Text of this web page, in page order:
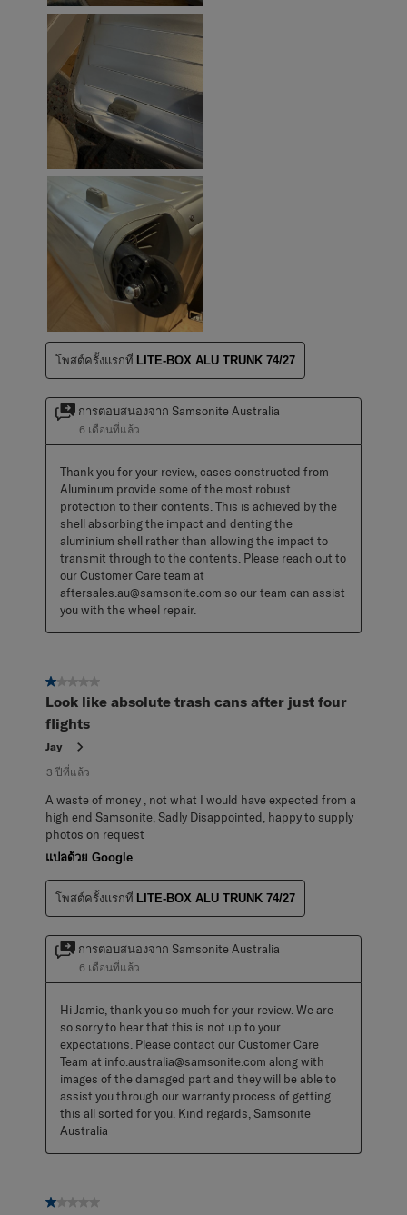
โพสต์ครั้งแรกที่ LITE-BOX ALU TRUNK 74/27
การตอบสนองจาก Samsonite Australia
6 เดือนที่แล้ว
Thank you for your review, cases constructed from
Aluminum provide some of the most robust
protection to their contents. This is achieved by the
shell absorbing the impact and denting the
aluminium shell rather than allowing the impact to
transmit through to the contents. Please reach out to
our Customer Care team at
aftersales.au@samsonite.com so our team can assist
you with the wheel repair.
1 จาก 5 ดาว
Look like absolute trash cans after just four
flights
Jay
3 ปีที่แล้ว
A waste of money , not what I would have expected from a
high end Samsonite, Sadly Disappointed, happy to supply
photos on request
แปลด้วย Google
โพสต์ครั้งแรกที่ LITE-BOX ALU TRUNK 74/27
การตอบสนองจาก Samsonite Australia
6 เดือนที่แล้ว
Hi Jamie, thank you so much for your review. We are
so sorry to hear that this is not up to your
expectations. Please contact our Customer Care
Team at info.australia@samsonite.com along with
images of the damaged part and they will be able to
assist you through our warranty process of getting
this all sorted for you. Kind regards, Samsonite
Australia
1 จาก 5 ดาว